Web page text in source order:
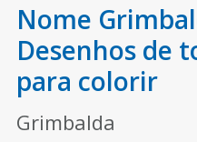
Nome
Desenhos de
para colorir
Grimbalda